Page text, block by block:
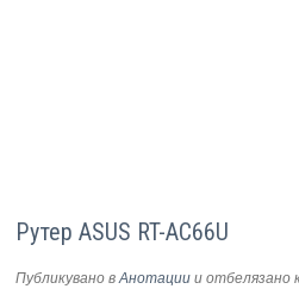
Рутер ASUS RT-AC66U
Публикувано вАнотации и отбелязано